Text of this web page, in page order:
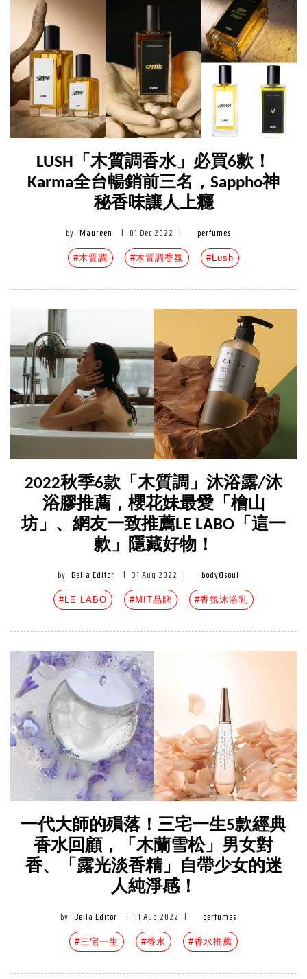
LUSH「木質調香水」必買6款！
Karma全台暢銷前三名，Sappho神
秘香味讓人上癮
by Maureen 01 Dec 2022 perfumes
#木質調 #木質調香氛 #Lush
2022秋季6款「木質調」沐浴露/沐
浴膠推薦，櫻花妹最愛「檜山
坊」、網友一致推薦LE LABO「這一
款」隱藏好物！
by Bella Editor 31 Aug 2022 body&soul
#LE LABO #MIT品牌 #香氛沐浴乳
一代大師的殞落！三宅一生5款經典
香水回顧，「木蘭雪松」男女對
香、「露光淡香精」自帶少女的迷
人純淨感！
by Bella Editor 11 Aug 2022 perfumes
#三宅一生 #香水 #香水推薦